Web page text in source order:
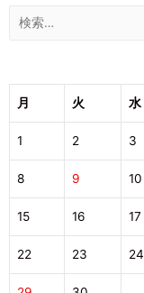
月 火 水
1 2 3
8 9 10
15 16 17
22 23 24